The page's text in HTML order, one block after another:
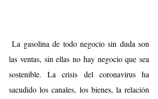
La gasolina de todo negocio sin duda son
las ventas, sin ellas no hay negocio que sea
sostenible. La crisis del coronavirus ha
sacudido los canales, los bienes, la relación